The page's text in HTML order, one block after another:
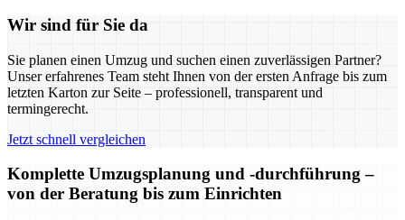
Wir sind für Sie da
Sie planen einen Umzug und suchen einen zuverlässigen Partner?
Unser erfahrenes Team steht Ihnen von der ersten Anfrage bis zum
letzten Karton zur Seite – professionell, transparent und
termingerecht.
Jetzt schnell vergleichen
Komplette Umzugsplanung und -durchführung –
von der Beratung bis zum Einrichten